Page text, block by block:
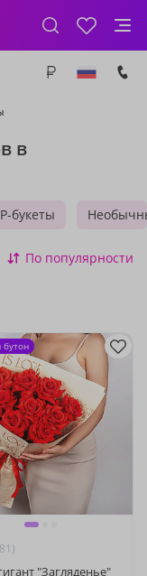
в
букеты
По популярности
"Загляденье"
бутон